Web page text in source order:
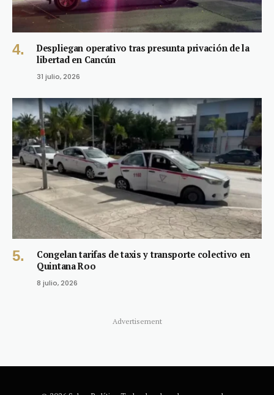
Despliegan operativo tras presunta privación de la
libertad en Cancún
31 julio, 2026
Congelan tarifas de taxis y transporte colectivo en
Quintana Roo
8 julio, 2026
Advertisement